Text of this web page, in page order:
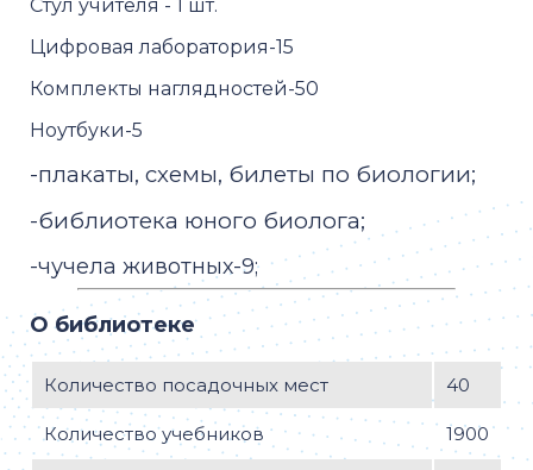
Стул учителя - 1 шт.
Цифровая лаборатория-15
Комплекты наглядностей-50
Ноутбуки-5
-плакаты, схемы, билеты по биологии;
-библиотека юного биолога;
-чучела животных-9;
-скелет человека-2;
-раздаточный материал-245 ед;
-Микроскоп школьный с подсветкой-15;
-Комплект гербариев
демонстрационный-1;
О библиотеке
Количество посадочных мест 40
Количество учебников 1900